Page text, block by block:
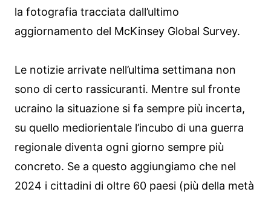
la fotografia tracciata dall’ultimo
aggiornamento del McKinsey Global Survey.
Le notizie arrivate nell’ultima settimana non
sono di certo rassicuranti. Mentre sul fronte
ucraino la situazione si fa sempre più incerta,
su quello mediorientale l’incubo di una guerra
regionale diventa ogni giorno sempre più
concreto. Se a questo aggiungiamo che nel
2024 i cittadini di oltre 60 paesi (più della metà